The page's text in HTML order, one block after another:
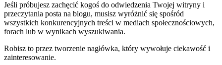
Jeśli próbujesz zachęcić kogoś do odwiedzenia Twojej witryny i
przeczytania posta na blogu, musisz wyróżnić się spośród
wszystkich konkurencyjnych treści w mediach społecznościowych,
forach lub w wynikach wyszukiwania.
Robisz to przez tworzenie nagłówka, który wywołuje ciekawość i
zainteresowanie.